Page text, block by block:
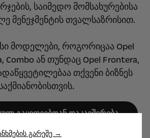
საიმედო მომსახურებისა
მენეჯმენტის თვალსაზრისით.
მოდელები, როგორიცაა Opel
Combo ან თუნდაც Opel Frontera,
თქვენი ბიზნეს
გაყიდვებთან დაკავშირება
გარეშე →